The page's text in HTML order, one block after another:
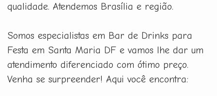
qualidade. Atendemos Brasília e região.
Somos especialistas em Bar de Drinks para
Festa em Santa Maria DF e vamos lhe dar um
atendimento diferenciado com ótimo preço.
Venha se surpreender! Aqui você encontra: